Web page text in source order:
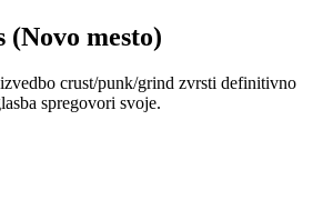
(Novo mesto)
crust/punk/grind zvrsti definitivno
spregovori svoje.